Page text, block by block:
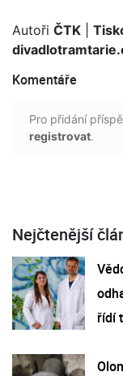
Autoři ČTK
Komentáře
Pro přidání
registrovat.
Nejčtenější
řídí